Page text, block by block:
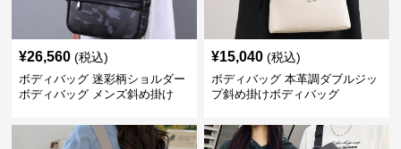
¥26,560 (税込)
ボディバッグ 迷彩柄ショルダー
ボディバッグ メンズ斜め掛け
¥15,040 (税込)
ボディバッグ 本革調ダブルジッ
プ斜め掛けボディバッグ